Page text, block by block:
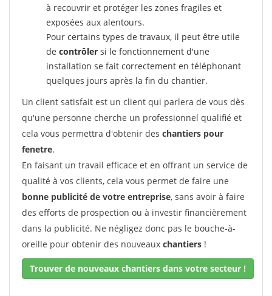
à recouvrir et protéger les zones fragiles et
exposées aux alentours.
Pour certains types de travaux, il peut être utile
de contrôler si le fonctionnement d'une
installation se fait correctement en téléphonant
quelques jours après la fin du chantier.
Un client satisfait est un client qui parlera de vous dès
qu'une personne cherche un professionnel qualifié et
cela vous permettra d'obtenir des chantiers pour
fenetre.
En faisant un travail efficace et en offrant un service de
qualité à vos clients, cela vous permet de faire une
bonne publicité de votre entreprise, sans avoir à faire
des efforts de prospection ou à investir financièrement
dans la publicité. Ne négligez donc pas le bouche-à-
oreille pour obtenir des nouveaux chantiers !
Trouver de nouveaux chantiers dans votre secteur !